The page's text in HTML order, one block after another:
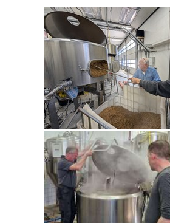
Contact
Bericht
Locatie
Lid worden
Brouwcursus
Media
Artikelen
Foto's
Links
Nieuwsflitsen
Video
Sponsoren